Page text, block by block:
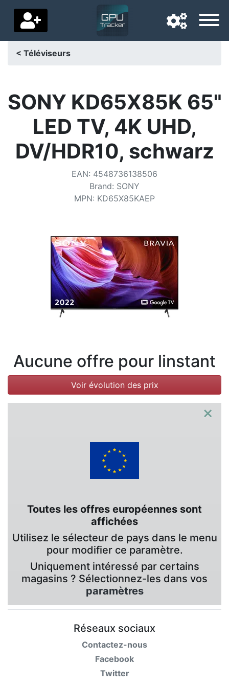
Pays de livraison
Accueil
Baisses de prix
Paramètres
Catégories
< Téléviseurs
SONY KD65X85K 65"
LED TV, 4K UHD,
DV/HDR10, schwarz
EAN: 4548736138506
Brand: SONY
MPN: KD65X85KAEP
Aucune offre pour linstant
Voir évolution des prix
×
Toutes les offres européennes sont
affichées
Utilisez le sélecteur de pays dans le menu
pour modifier ce paramètre.
Uniquement intéressé par certains
magasins ? Sélectionnez-les dans vos
paramètres
Réseaux sociaux
Contactez-nous
Facebook
Twitter